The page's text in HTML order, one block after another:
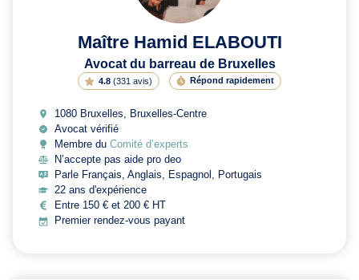
Maître Hamid ELABOUTI
Avocat du barreau de Bruxelles
4.8 (331 avis) Répond rapidement
1080 Bruxelles, Bruxelles-Centre
Avocat vérifié
Membre du Comité d’experts
N’accepte pas aide pro deo
Parle Français, Anglais, Espagnol, Portugais
22 ans d'expérience
Entre 150 € et 200 € HT
Premier rendez-vous payant